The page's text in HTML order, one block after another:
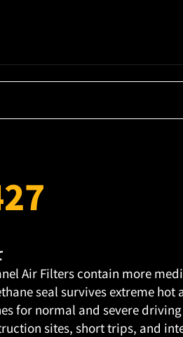
Air Filters contain more
seal survives extreme
for normal and severe
sites, short trips, and